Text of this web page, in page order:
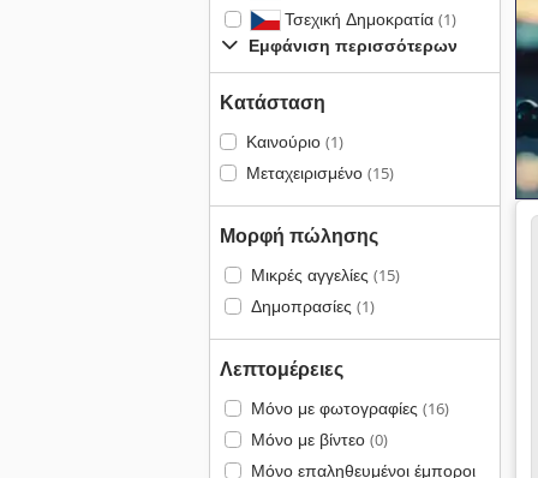
Τσεχική Δημοκρατία (1)
Εμφάνιση περισσότερων
Κατάσταση
Καινούριο (1)
Μεταχειρισμένο (15)
Μορφή πώλησης
Μικρές αγγελίες (15)
Δημοπρασίες (1)
Λεπτομέρειες
Μόνο με φωτογραφίες (16)
Μόνο με βίντεο (0)
Μόνο επαληθευμένοι έμποροι